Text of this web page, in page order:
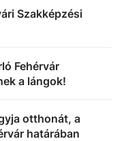
Szakképzési
Fehérvár
a lángok!
otthonát, a
határában